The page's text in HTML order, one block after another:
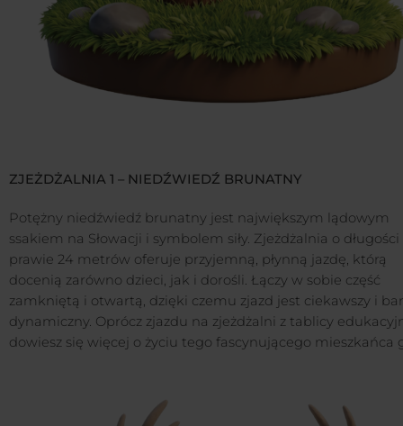
ZJEŻDŻALNIA 1 – NIEDŹWIEDŹ BRUNATNY
Potężny niedźwiedź brunatny jest największym lądowym
ssakiem na Słowacji i symbolem siły. Zjeżdżalnia o długości
prawie 24 metrów oferuje przyjemną, płynną jazdę, którą
docenią zarówno dzieci, jak i dorośli. Łączy w sobie część
zamkniętą i otwartą, dzięki czemu zjazd jest ciekawszy i
dynamiczny. Oprócz zjazdu na zjeżdżalni z tablicy
dowiesz się więcej o życiu tego fascynującego mieszkańca